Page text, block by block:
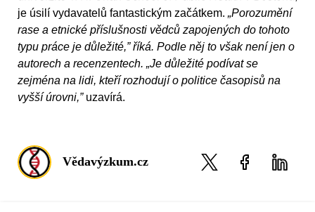
je úsilí vydavatelů fantastickým začátkem. „Porozumění
rase a etnické příslušnosti vědců zapojených do tohoto
typu práce je důležité,” říká. Podle něj to však není jen o
autorech a recenzentech. „Je důležité podívat se
zejména na lidi, kteří rozhodují o politice časopisů na
vyšší úrovni,”uzavírá.
Vědavýzkum.cz